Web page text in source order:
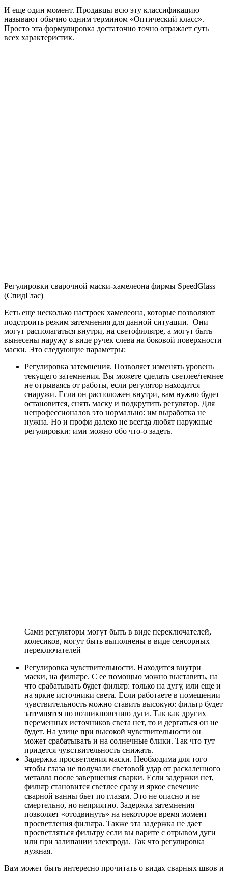
И еще один момент. Продавцы всю эту классификацию
называют обычно одним термином «Оптический класс».
Просто эта формулировка достаточно точно отражает суть
всех характеристик.
Регулировки сварочной маски-хамелеона фирмы SpeedGlass
(СпидГлас)
Есть еще несколько настроек хамелеона, которые позволяют
подстроить режим затемнения для данной ситуации. Они
могут располагаться внутри, на светофильтре, а могут быть
вынесены наружу в виде ручек слева на боковой поверхности
маски. Это следующие параметры:
Регулировка затемнения. Позволяет изменять уровень
текущего затемнения. Вы можете сделать светлее/темнее
не отрываясь от работы, если регулятор находится
снаружи. Если он расположен внутри, вам нужно будет
остановится, снять маску и подкрутить регулятор. Для
непрофессионалов это нормально: им выработка не
нужна. Но и профи далеко не всегда любят наружные
регулировки: ими можно обо что-о задеть.
Сами регуляторы могут быть в виде переключателей,
колесиков, могут быть выполнены в виде сенсорных
переключателей
Регулировка чувствительности. Находится внутри
маски, на фильтре. С ее помощью можно выставить, на
что срабатывать будет фильтр: только на дугу, или еще и
на яркие источники света. Если работаете в помещении
чувствительность можно ставить высокую: фильтр будет
затемнятся по возникновению дуги. Так как других
переменных источников света нет, то и дергаться он не
будет. На улице при высокой чувствительности он
может срабатывать и на солнечные блики. Так что тут
придется чувствительность снижать.
Задержка просветления маски. Необходима для того
чтобы глаза не получали световой удар от раскаленного
металла после завершения сварки. Если задержки нет,
фильтр становится светлее сразу и яркое свечение
сварной ванны бьет по глазам. Это не опасно и не
смертельно, но неприятно. Задержка затемнения
позволяет «отодвинуть» на некоторое время момент
просветления фильтра. Также эта задержка не дает
просветляться фильтру если вы варите с отрывом дуги
или при залипании электрода. Так что регулировка
нужная.
Вам может быть интересно прочитать о видах сварных швов и